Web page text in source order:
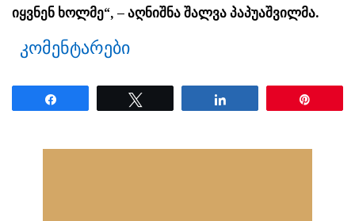
იყვნენ ხოლმე“, – აღნიშნა შალვა პაპუაშვილმა.
კომენტარები